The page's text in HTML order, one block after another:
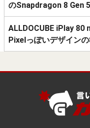
のSnapdragon 8 Gen
ALLDOCUBE iPlay 80
Pixelっぽいデザイン